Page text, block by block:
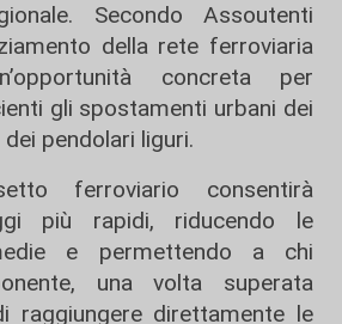
Secondo Assoutenti
della rete ferroviaria
concreta per
gli spostamenti urbani dei
pendolari liguri.
ferroviario consentirà
più rapidi, riducendo le
e permettendo a chi
una volta superata
raggiungere direttamente le